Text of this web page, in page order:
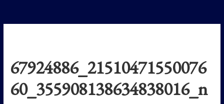
67924886_21510471550076
60_355908138634838016_n